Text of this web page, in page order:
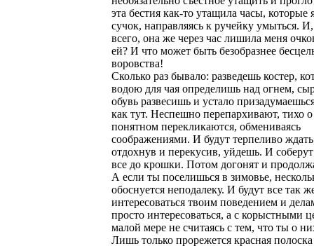
эта бестия как-то утащила часы, которые
сучок, направляясь к ручейку умыться. И,
всего, она же через час лишила меня
ей? И что может быть безобразнее
воровства!
Сколько раз бывало: разведешь костер,
водою для чая определишь над огнем,
обувь развесишь и устало
как тут. Неспешно перепархивают, тихо
понятном перекликаются, обмениваясь
соображениями. И будут терпеливо
отдохнув и перекусив, уйдешь. И соберут
все до крошки. Потом догонят и
А если ты поселишься в зимовье,
обоснуется неподалеку. И будут все так
интересоваться твоим поведением и
просто интересоваться, а с корыстными
малой мере не считаясь с тем, что ты о
Лишь только прорежется красная полоска